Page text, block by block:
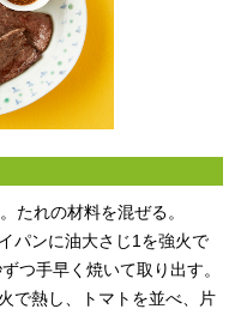
たれの材料を混ぜる。
パンに油大さじ1を強火で
つ手早く焼いて取り出す。
で熱し、トマトを並べ、片